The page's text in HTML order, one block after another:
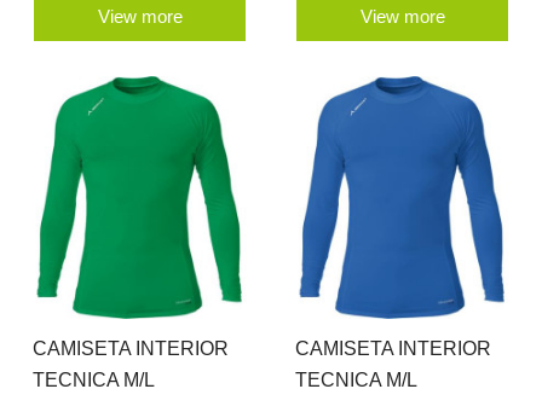
View more View more
CAMISETA INTERIOR
TECNICA M/L
CAMISETA INTERIOR
TECNICA M/L